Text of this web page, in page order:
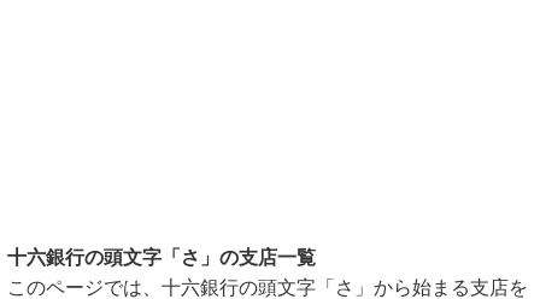
十六銀行の頭文字「さ」の支店一覧
このページでは、十六銀行の頭文字「さ」から始まる支店を